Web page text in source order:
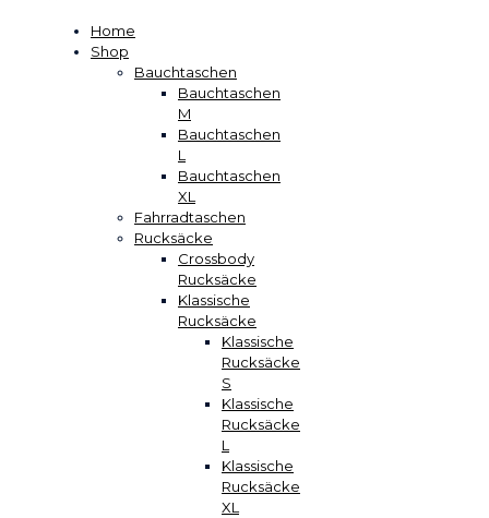
Home
Shop
Bauchtaschen
Bauchtaschen
M
Bauchtaschen
L
Bauchtaschen
XL
Fahrradtaschen
Rucksäcke
Crossbody
Rucksäcke
Klassische
Rucksäcke
Klassische
Rucksäcke
S
Klassische
Rucksäcke
L
Klassische
Rucksäcke
XL